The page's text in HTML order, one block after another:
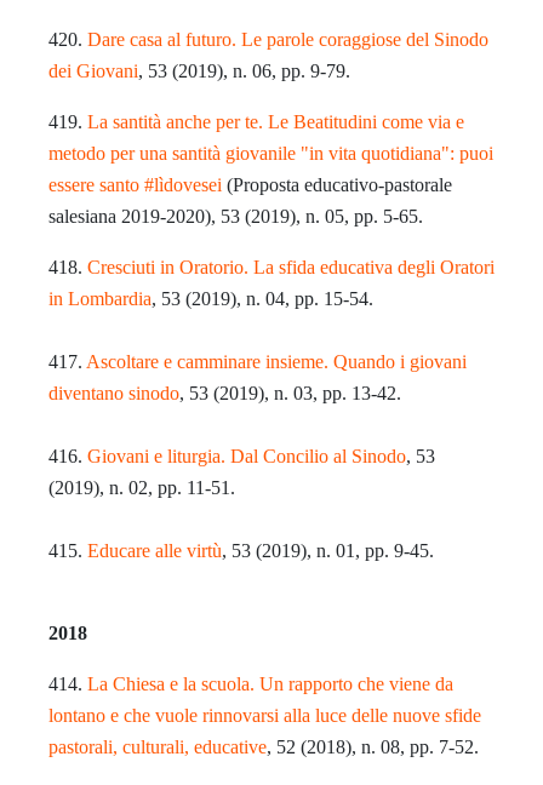
420. Dare casa al futuro. Le parole coraggiose del Sinodo
dei Giovani, 53 (2019), n. 06, pp. 9-79.
419. La santità anche per te. Le Beatitudini come via e
metodo per una santità giovanile "in vita quotidiana": puoi
essere santo #lìdovesei (Proposta educativo-pastorale
salesiana 2019-2020), 53 (2019), n. 05, pp. 5-65.
418. Cresciuti in Oratorio. La sfida educativa degli Oratori
in Lombardia, 53 (2019), n. 04, pp. 15-54.
417. Ascoltare e camminare insieme. Quando i giovani
diventano sinodo, 53 (2019), n. 03, pp. 13-42.
416. Giovani e liturgia. Dal Concilio al Sinodo, 53
(2019), n. 02, pp. 11-51.
415. Educare alle virtù, 53 (2019), n. 01, pp. 9-45.
2018
414. La Chiesa e la scuola. Un rapporto che viene da
lontano e che vuole rinnovarsi alla luce delle nuove sfide
pastorali, culturali, educative, 52 (2018), n. 08, pp. 7-52.